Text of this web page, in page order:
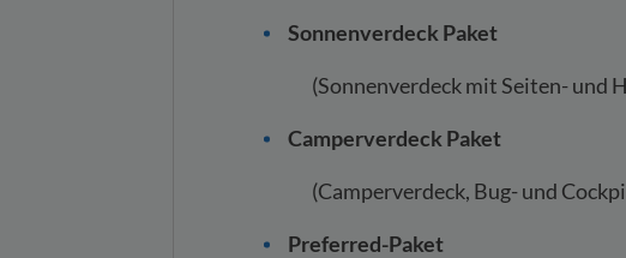
Sonnenverdeck Paket
(Sonnenverdeck mit Seiten- und
Camperverdeck Paket
(Camperverdeck, Bug- und
Preferred-Paket